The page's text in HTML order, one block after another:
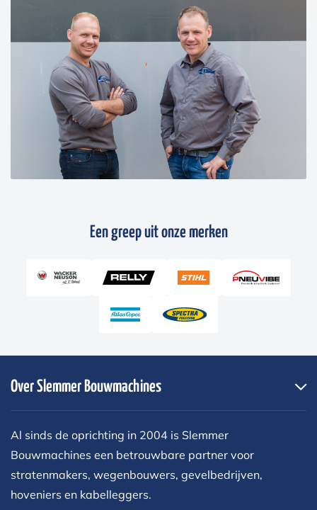
Een greep uit onze merken
Over Slemmer Bouwmachines
Al sinds de oprichting in 2004 is Slemmer
Bouwmachines een betrouwbare partner voor
stratenmakers, wegenbouwers, gevelbedrijven,
hoveniers en kabelleggers.